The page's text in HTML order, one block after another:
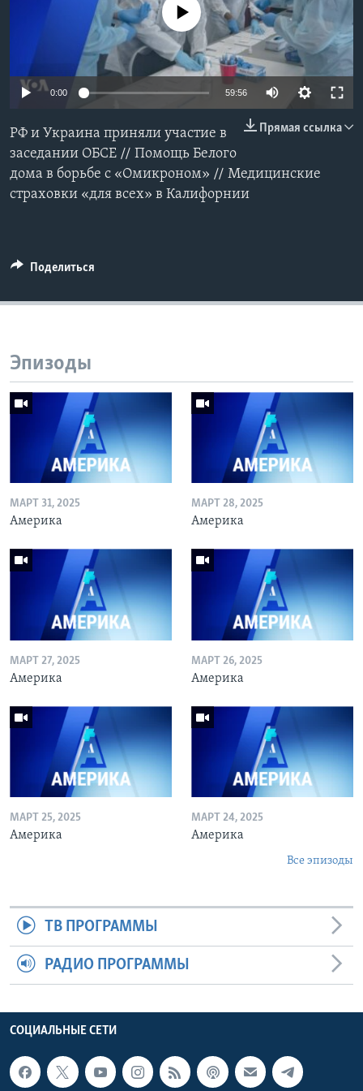
Learning English
СОЦИАЛЬНЫЕ СЕТИ
Языки
No media source currently available
0:00 59:56
Прямая ссылка
РФ и Украина приняли участие в
заседании ОБСЕ // Помощь Белого
дома в борьбе с «Омикроном» // Медицинские
страховки «для всех» в Калифорнии
Поделиться
Эпизоды
МАРТ 31, 2025
Америка
МАРТ 28, 2025
Америка
МАРТ 27, 2025
Америка
МАРТ 26, 2025
Америка
МАРТ 25, 2025
Америка
МАРТ 24, 2025
Америка
Все эпизоды
ТВ ПРОГРАММЫ
РАДИО ПРОГРАММЫ
СОЦИАЛЬНЫЕ СЕТИ